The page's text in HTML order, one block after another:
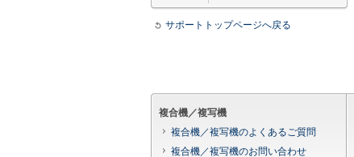
サポートトップページへ戻る
複合機／複写機
複合機／複写機のよくあるご質問
複合機／複写機のお問い合わせ